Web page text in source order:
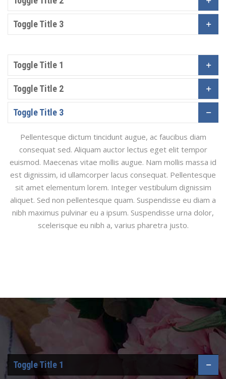
Toggle Title 3
Toggle Title 1
Toggle Title 2
Toggle Title 3
Pellentesque dictum tincidunt augue, ac faucibus diam
consequat sed. Aliquam auctor lectus eget elit tempor
euismod. Maecenas vitae mollis augue. Nam mollis massa id
est dignissim, id ullamcorper lacus consequat. Pellentesque
sit amet elementum lorem. Integer vestibulum dignissim
aliquet. Sed non pellentesque quam. Suspendisse eu diam a
nibh maximus pulvinar eu a ipsum. Suspendisse urna dolor,
scelerisque eu nibh a, varius pharetra justo.
Toggle Title 1